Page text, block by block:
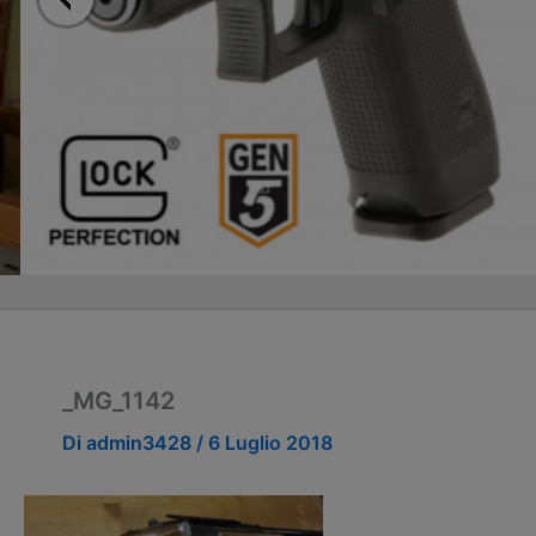
_MG_1142
Di admin3428 / 6 Luglio 2018